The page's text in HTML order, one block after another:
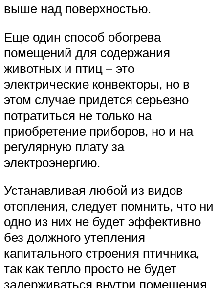
выше над поверхностью.
Еще один способ обогрева
помещений для содержания
животных и птиц – это
электрические конвекторы, но в
этом случае придется серьезно
потратиться не только на
приобретение приборов, но и на
регулярную плату за
электроэнергию.
Устанавливая любой из видов
отопления, следует помнить, что ни
одно из них не будет эффективно
без должного утепления
капитального строения птичника,
так как тепло просто не будет
задерживаться внутри помещения.